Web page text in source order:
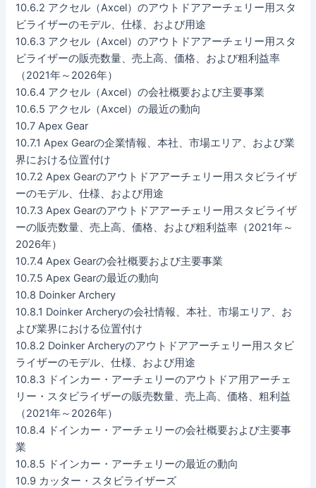
10.6.2 アクセル（Axcel）のアウトドアアーチェリー用スタ
ビライザーのモデル、仕様、および用途
10.6.3 アクセル（Axcel）のアウトドアアーチェリー用スタ
ビライザーの販売数量、売上高、価格、および粗利益率
（2021年～2026年）
10.6.4 アクセル（Axcel）の会社概要および主要事業
10.6.5 アクセル（Axcel）の最近の動向
10.7 Apex Gear
10.7.1 Apex Gearの企業情報、本社、市場エリア、および業
界における位置付け
10.7.2 Apex Gearのアウトドアアーチェリー用スタビライザ
ーのモデル、仕様、および用途
10.7.3 Apex Gearのアウトドアアーチェリー用スタビライザ
ーの販売数量、売上高、価格、および粗利益率（2021年～
2026年）
10.7.4 Apex Gearの会社概要および主要事業
10.7.5 Apex Gearの最近の動向
10.8 Doinker Archery
10.8.1 Doinker Archeryの会社情報、本社、市場エリア、お
よび業界における位置付け
10.8.2 Doinker Archeryのアウトドアアーチェリー用スタビ
ライザーのモデル、仕様、および用途
10.8.3 ドインカー・アーチェリーのアウトドア用アーチェ
リー・スタビライザーの販売数量、売上高、価格、粗利益
（2021年～2026年）
10.8.4 ドインカー・アーチェリーの会社概要および主要事
業
10.8.5 ドインカー・アーチェリーの最近の動向
10.9 カッター・スタビライザーズ